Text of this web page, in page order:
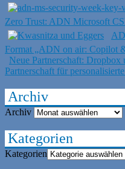
Zero Trust: ADN Microsoft
Format „ADN on air: Copilot
Neue Partnerschaft:
Partnerschaft für
Archiv
Archiv
Kategorien
Kategorien